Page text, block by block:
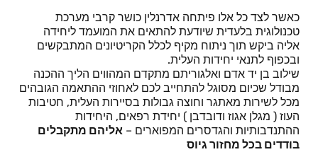
כאשר לצד כל אלו פיתחה אדרנלין כושר קרבי מערכת
טכנולוגית בלעדית שיודעת להתאים את המועמד ליחידה
אליה ביקש תוך ניתוח מקיף לכלל הקריטיונים המתבקשים
ובכפוף לתנאי יחידות העלית.
שילוב בן יד אדם ואלגוריתם מתקדם המהווים הליך ההכנה
מבודל שכיום מסוגל להתחייב לכם לאחוזי ההתאמה הגובהים
מכל לשירות מאתגר וחוצה גבולות בסיירות העלית, חטיבות
העוז ( מגלן אגוז ודובדבן ) יחידת רפאים, היחידות
ההתנדבותיות והגדסרים המפוארים – אליהם מתקבלים
בודדים בכל מחזור גיוס